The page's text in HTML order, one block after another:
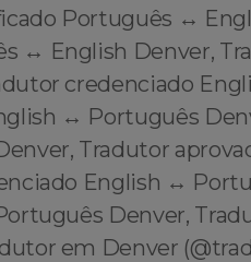
Português ↔️
↔️ English Denver,
credenciado
↔️ Português
Tradutor
English ↔️
Denver,
em Denver